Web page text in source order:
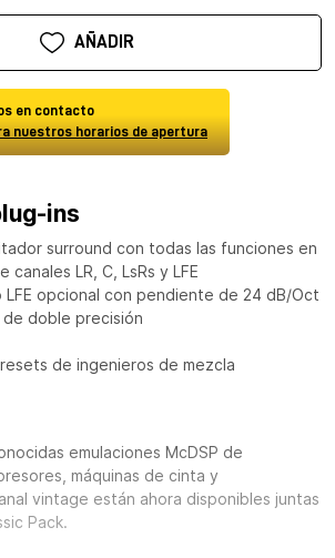
AÑADIR
en contacto
nuestros horarios de apertura
ins
surround con todas las funciones en
canales LR, C, LsRs y LFE
LFE opcional con pendiente de 24 dB/Oct
doble precisión
de ingenieros de mezcla
emulaciones McDSP de
máquinas de cinta y
vintage están ahora disponibles juntas
Pack.